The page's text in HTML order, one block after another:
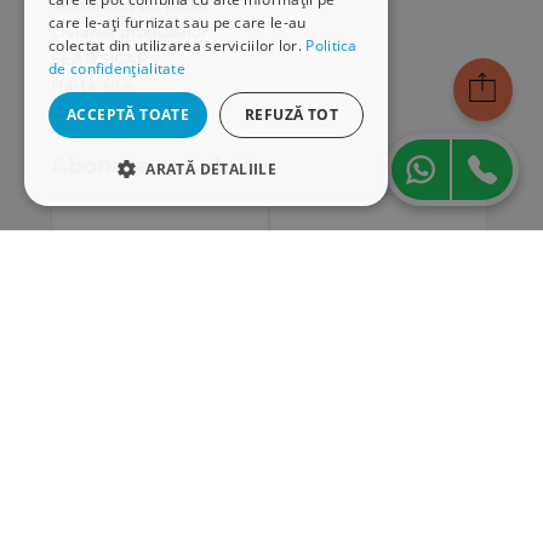
care le-ați furnizat sau pe care le-au
colectat din utilizarea serviciilor lor. Politica
de confidențialitate
ACCEPTĂ TOATE REFUZĂ TOT
ARATĂ DETALIILE
Modalități de plată
Livrarea produselor
Cariere
Abonare newsletter